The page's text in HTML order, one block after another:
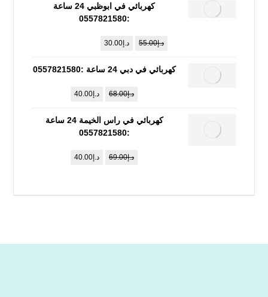
كهربائي في ابوظبي 24 ساعة
:0557821580
د.إ55.00 د.إ30.00
كهربائي في دبي 24 ساعة :0557821580
د.إ68.00 د.إ40.00
كهربائي في راس الخيمة 24 ساعة
:0557821580
د.إ69.00 د.إ40.00